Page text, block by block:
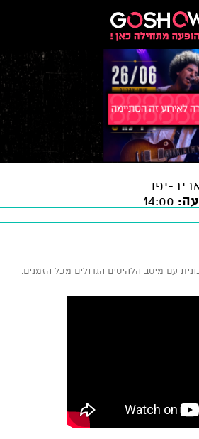
עם מיטב הלהיטים הגדולים מכל הזמנים.